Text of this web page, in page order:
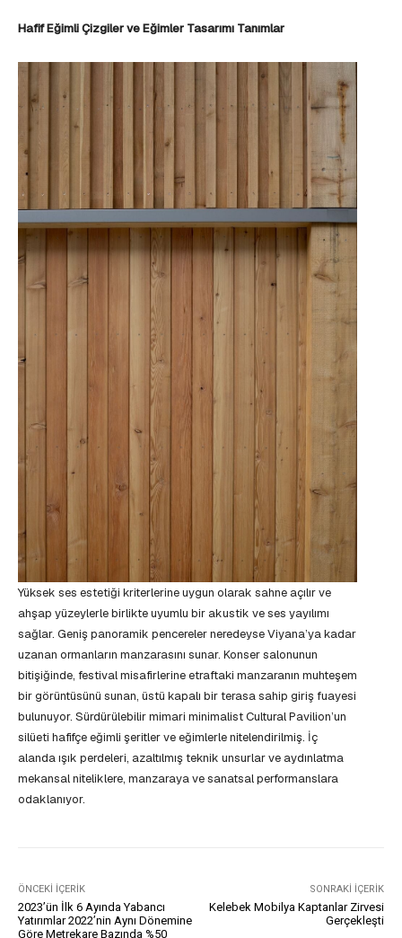
Hafif Eğimli Çizgiler ve Eğimler Tasarımı Tanımlar
Yüksek ses estetiği kriterlerine uygun olarak sahne açılır ve
ahşap yüzeylerle birlikte uyumlu bir akustik ve ses yayılımı
sağlar. Geniş panoramik pencereler neredeyse Viyana’ya kadar
uzanan ormanların manzarasını sunar. Konser salonunun
bitişiğinde, festival misafirlerine etraftaki manzaranın muhteşem
bir görüntüsünü sunan, üstü kapalı bir terasa sahip giriş fuayesi
bulunuyor. Sürdürülebilir mimari minimalist Cultural Pavilion’un
silüeti hafifçe eğimli şeritler ve eğimlerle nitelendirilmiş. İç
alanda ışık perdeleri, azaltılmış teknik unsurlar ve aydınlatma
mekansal niteliklere, manzaraya ve sanatsal performanslara
odaklanıyor.
ÖNCEKI İÇERIK
2023’ün İlk 6 Ayında Yabancı
Yatırımlar 2022’nin Aynı Dönemine
Göre Metrekare Bazında %50
SONRAKI İÇERIK
Kelebek Mobilya Kaptanlar Zirvesi
Gerçekleşti